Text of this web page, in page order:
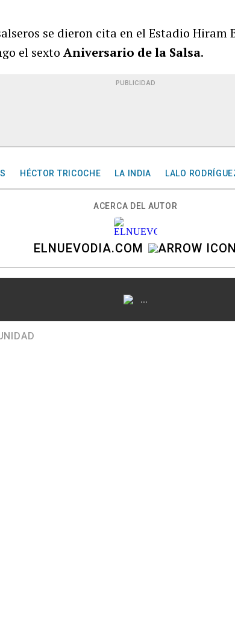
se dieron cita en el Estadio Hiram
el sextoAniversario de la Salsa.
PUBLICIDAD
HÉCTOR TRICOCHE LA INDIA LALO
ACERCA DEL AUTOR
ELNUEVODIA.COM
...